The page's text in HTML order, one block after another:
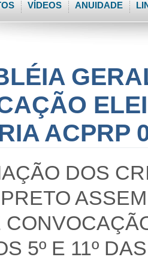
VÍDEOS ANUIDADE
ACPRP
DOS
5º E 11º